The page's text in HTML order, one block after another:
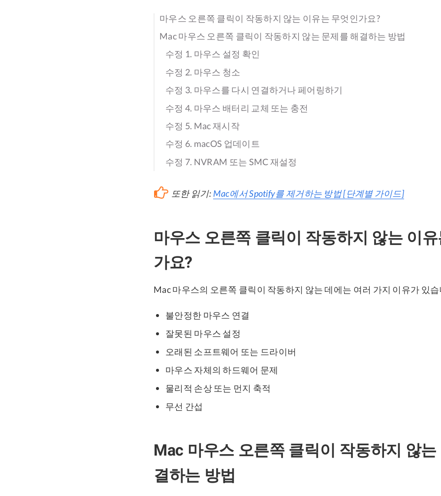
마우스 오른쪽 클릭이 작동하지 않는 이유는 무엇인가요?
Mac 마우스 오른쪽 클릭이 작동하지 않는 문제를 해결하는 방법
수정 1. 마우스 설정 확인
수정 2. 마우스 청소
수정 3. 마우스를 다시 연결하거나 페어링하기
수정 4. 마우스 배터리 교체 또는 충전
수정 5. Mac 재시작
수정 6. macOS 업데이트
수정 7. NVRAM 또는 SMC 재설정
또한 읽기: Mac에서 Spotify를 제거하는 방법 [단계별 가이드]
마우스 오른쪽 클릭이 작동하지 않는 이
가요?
Mac 마우스의 오른쪽 클릭이 작동하지 않는 데에는 여러 가지 이유가 있
불안정한 마우스 연결
잘못된 마우스 설정
오래된 소프트웨어 또는 드라이버
마우스 자체의 하드웨어 문제
물리적 손상 또는 먼지 축적
무선 간섭
Mac 마우스 오른쪽 클릭이 작동하지 않는
결하는 방법